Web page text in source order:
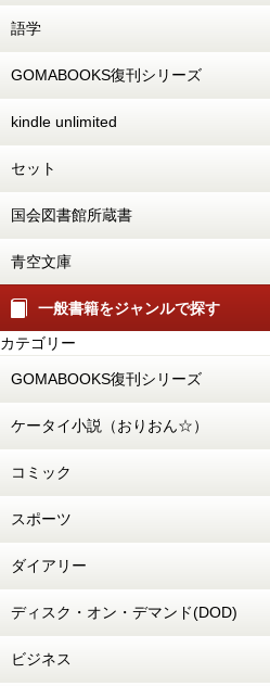
語学
GOMABOOKS復刊シリーズ
kindle unlimited
セット
国会図書館所蔵書
青空文庫
一般書籍をジャンルで探す
カテゴリー
GOMABOOKS復刊シリーズ
ケータイ小説（おりおん☆）
コミック
スポーツ
ダイアリー
ディスク・オン・デマンド(DOD)
ビジネス